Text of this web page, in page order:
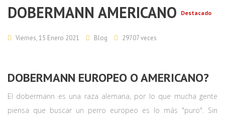
DOBERMANN AMERICANO
Destacado
Viernes, 15 Enero 2021 Blog 29707 veces
DOBERMANN EUROPEO O AMERICANO?
El dobermann es una raza alemana, por lo que mucha gente
piensa que buscar un perro europeo es lo más "puro". Sin